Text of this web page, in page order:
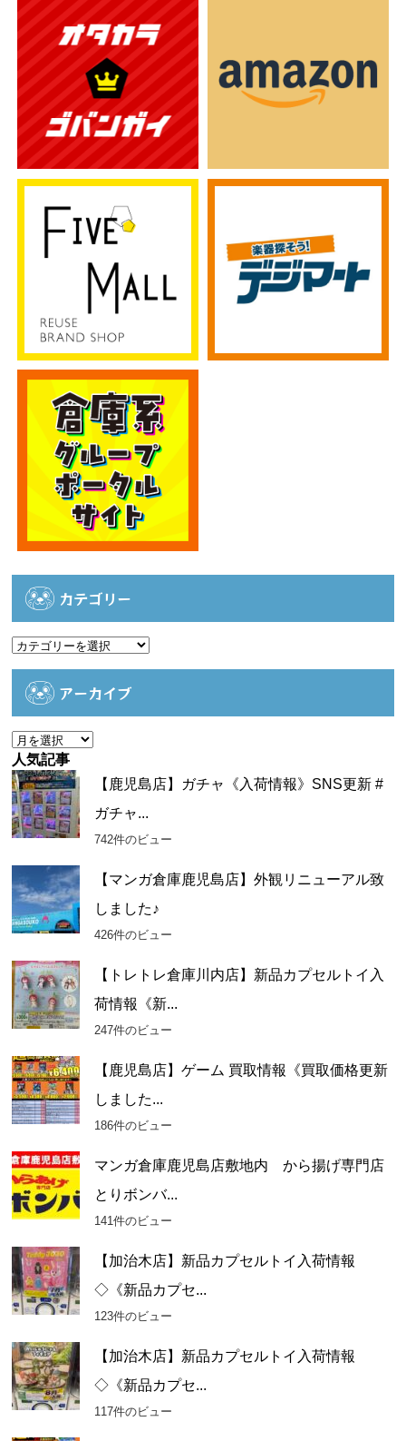
カテゴリー
カ
アーカイブ
ア
ー
カ
イ
ブ
人気記事
【鹿児島店】ガチャ《入荷情報》SNS更新 #
ガチャ...
742件のビュー
【マンガ倉庫鹿児島店】外観リニューアル致
しました♪
426件のビュー
【トレトレ倉庫川内店】新品カプセルトイ入
荷情報《新...
247件のビュー
【鹿児島店】ゲーム 買取情報《買取価格更新
しました...
186件のビュー
マンガ倉庫鹿児島店敷地内 から揚げ専門店
とりボンバ...
141件のビュー
【加治木店】新品カプセルトイ入荷情報
◇《新品カプセ...
123件のビュー
【加治木店】新品カプセルトイ入荷情報
◇《新品カプセ...
117件のビュー